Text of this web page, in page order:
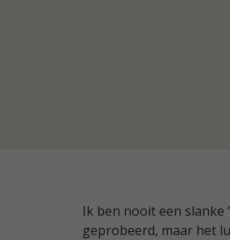
Ik ben nooit een slanke
geprobeerd, maar het